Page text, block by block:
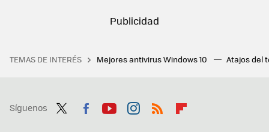
TEMAS DE INTERÉS Mejores antivirus Windows 10 Atajos del
Síguenos